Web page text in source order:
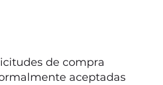
de compra
aceptadas